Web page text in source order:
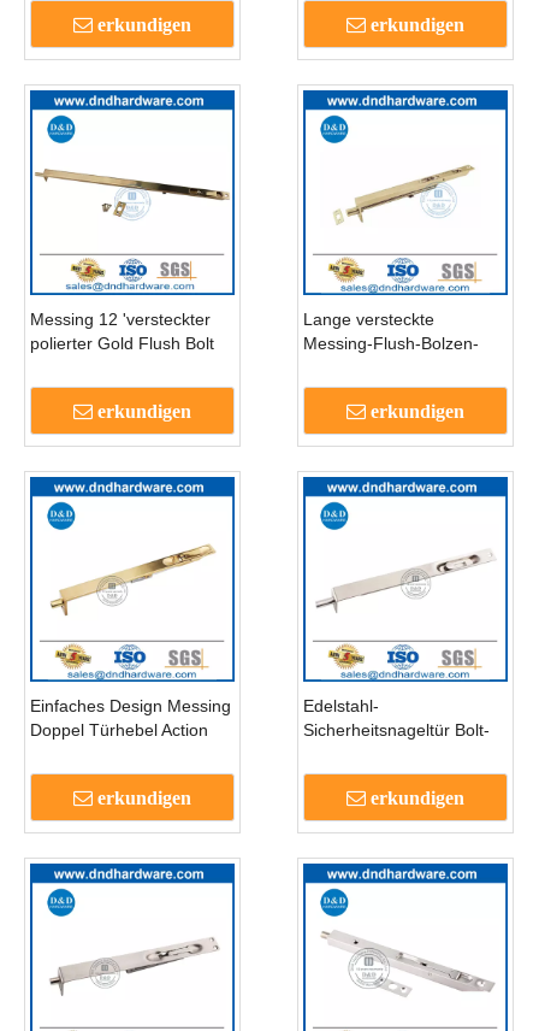
erkundigen erkundigen
Messing 12 'versteckter
polierter Gold Flush Bolt
DDB002
erkundigen
Lange versteckte
Messing-Flush-Bolzen-
DDB003
erkundigen
Einfaches Design Messing
Doppel Türhebel Action
erkundigen
Edelstahl-
Sicherheitsnageltür Bolt-
erkundigen